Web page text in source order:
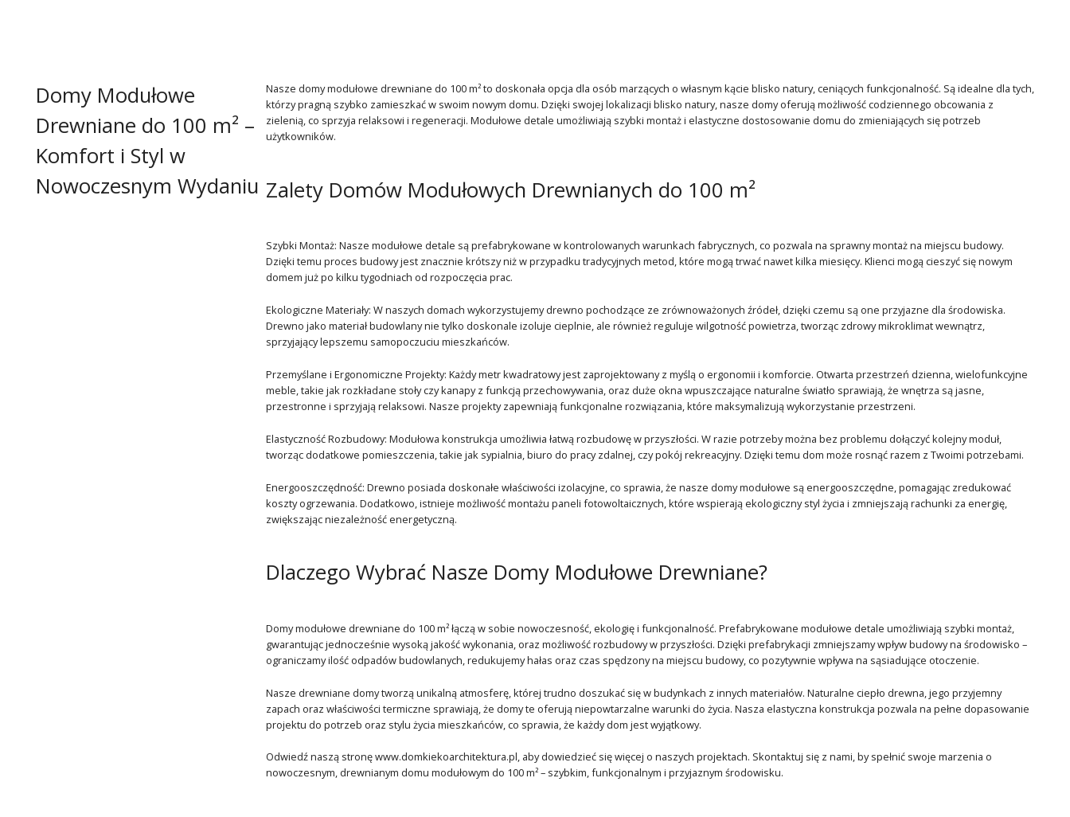
Domy Modułowe
Drewniane do 100 m² –
Komfort i Styl w
Nowoczesnym Wydaniu
Nasze domy modułowe drewniane do 100 m² to doskonała opcja dla osób marzących o własnym kącie blisko natury, ceniących funkcjonalność. Są idealne dla tych,
którzy pragną szybko zamieszkać w swoim nowym domu. Dzięki swojej lokalizacji blisko natury, nasze domy oferują możliwość codziennego obcowania z
zielenią, co sprzyja relaksowi i regeneracji. Modułowe detale umożliwiają szybki montaż i elastyczne dostosowanie domu do zmieniających się potrzeb
użytkowników.
Zalety Domów Modułowych Drewnianych do 100 m²
Szybki Montaż: Nasze modułowe detale są prefabrykowane w kontrolowanych warunkach fabrycznych, co pozwala na sprawny montaż na miejscu budowy.
Dzięki temu proces budowy jest znacznie krótszy niż w przypadku tradycyjnych metod, które mogą trwać nawet kilka miesięcy. Klienci mogą cieszyć się nowym
domem już po kilku tygodniach od rozpoczęcia prac.
Ekologiczne Materiały: W naszych domach wykorzystujemy drewno pochodzące ze zrównoważonych źródeł, dzięki czemu są one przyjazne dla środowiska.
Drewno jako materiał budowlany nie tylko doskonale izoluje cieplnie, ale również reguluje wilgotność powietrza, tworząc zdrowy mikroklimat wewnątrz,
sprzyjający lepszemu samopoczuciu mieszkańców.
Przemyślane i Ergonomiczne Projekty: Każdy metr kwadratowy jest zaprojektowany z myślą o ergonomii i komforcie. Otwarta przestrzeń dzienna, wielofunkcyjne
meble, takie jak rozkładane stoły czy kanapy z funkcją przechowywania, oraz duże okna wpuszczające naturalne światło sprawiają, że wnętrza są jasne,
przestronne i sprzyjają relaksowi. Nasze projekty zapewniają funkcjonalne rozwiązania, które maksymalizują wykorzystanie przestrzeni.
Elastyczność Rozbudowy: Modułowa konstrukcja umożliwia łatwą rozbudowę w przyszłości. W razie potrzeby można bez problemu dołączyć kolejny moduł,
tworząc dodatkowe pomieszczenia, takie jak sypialnia, biuro do pracy zdalnej, czy pokój rekreacyjny. Dzięki temu dom może rosnąć razem z Twoimi potrzebami.
Energooszczędność: Drewno posiada doskonałe właściwości izolacyjne, co sprawia, że nasze domy modułowe są energooszczędne, pomagając zredukować
koszty ogrzewania. Dodatkowo, istnieje możliwość montażu paneli fotowoltaicznych, które wspierają ekologiczny styl życia i zmniejszają rachunki za energię,
zwiększając niezależność energetyczną.
Dlaczego Wybrać Nasze Domy Modułowe Drewniane?
Domy modułowe drewniane do 100 m² łączą w sobie nowoczesność, ekologię i funkcjonalność. Prefabrykowane modułowe detale umożliwiają szybki montaż,
gwarantując jednocześnie wysoką jakość wykonania, oraz możliwość rozbudowy w przyszłości. Dzięki prefabrykacji zmniejszamy wpływ budowy na środowisko –
ograniczamy ilość odpadów budowlanych, redukujemy hałas oraz czas spędzony na miejscu budowy, co pozytywnie wpływa na sąsiadujące otoczenie.
Nasze drewniane domy tworzą unikalną atmosferę, której trudno doszukać się w budynkach z innych materiałów. Naturalne ciepło drewna, jego przyjemny
zapach oraz właściwości termiczne sprawiają, że domy te oferują niepowtarzalne warunki do życia. Nasza elastyczna konstrukcja pozwala na pełne dopasowanie
projektu do potrzeb oraz stylu życia mieszkańców, co sprawia, że każdy dom jest wyjątkowy.
Odwiedź naszą stronę www.domkiekoarchitektura.pl, aby dowiedzieć się więcej o naszych projektach. Skontaktuj się z nami, by spełnić swoje marzenia o
nowoczesnym, drewnianym domu modułowym do 100 m² – szybkim, funkcjonalnym i przyjaznym środowisku.